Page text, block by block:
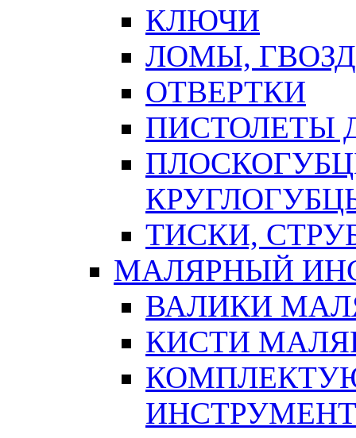
КЛЮЧИ
ЛОМЫ,
ОТВЕРТКИ
ПИСТОЛЕТЫ
ТИСКИ,
МАЛЯРНЫЙ
ВАЛИКИ
КИСТИ